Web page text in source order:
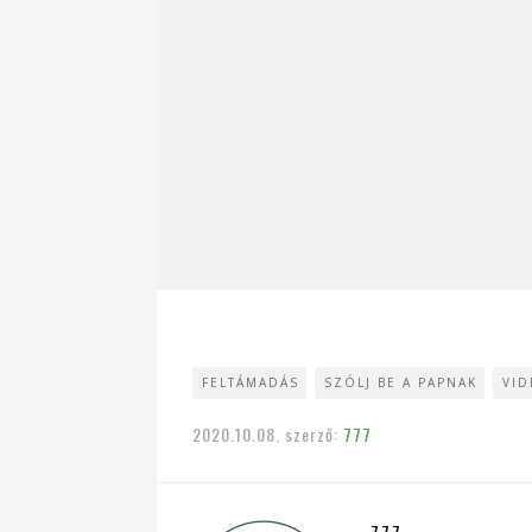
FELTÁMADÁS SZÓLJ BE A PAPNAK
2020.10.08. szerző: 777